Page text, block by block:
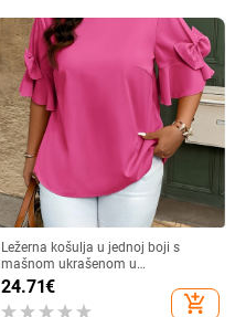
Ležerna košulja u jednoj boji s
mašnom ukrašenom u
odmarališnom stilu
24.71€
add_shopping_cart